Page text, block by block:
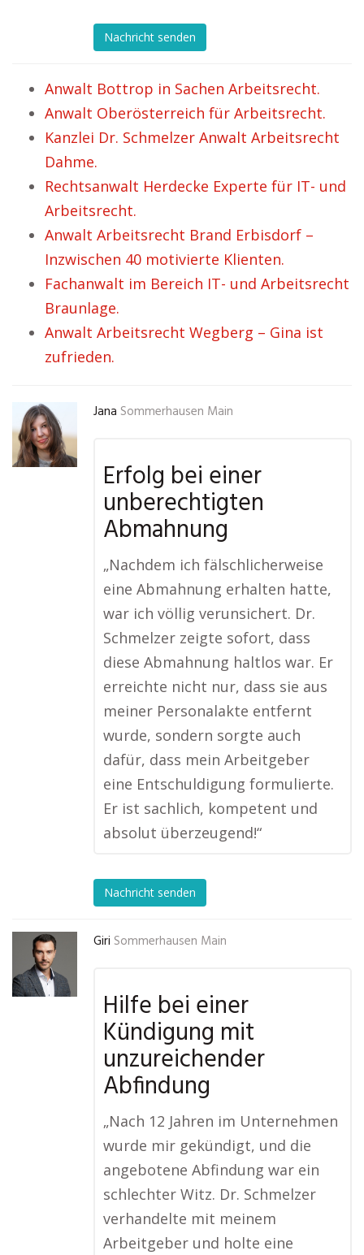
Nachricht senden
Anwalt Bottrop in Sachen Arbeitsrecht.
Anwalt Oberösterreich für Arbeitsrecht.
Kanzlei Dr. Schmelzer Anwalt Arbeitsrecht
Dahme.
Rechtsanwalt Herdecke Experte für IT- und
Arbeitsrecht.
Anwalt Arbeitsrecht Brand Erbisdorf –
Inzwischen 40 motivierte Klienten.
Fachanwalt im Bereich IT- und Arbeitsrecht
Braunlage.
Anwalt Arbeitsrecht Wegberg – Gina ist
zufrieden.
Jana Sommerhausen Main
Erfolg bei einer
unberechtigten
Abmahnung
„Nachdem ich fälschlicherweise
eine Abmahnung erhalten hatte,
war ich völlig verunsichert. Dr.
Schmelzer zeigte sofort, dass
diese Abmahnung haltlos war. Er
erreichte nicht nur, dass sie aus
meiner Personalakte entfernt
wurde, sondern sorgte auch
dafür, dass mein Arbeitgeber
eine Entschuldigung formulierte.
Er ist sachlich, kompetent und
absolut überzeugend!“
Nachricht senden
Giri Sommerhausen Main
Hilfe bei einer
Kündigung mit
unzureichender
Abfindung
„Nach 12 Jahren im Unternehmen
wurde mir gekündigt, und die
angebotene Abfindung war ein
schlechter Witz. Dr. Schmelzer
verhandelte mit meinem
Arbeitgeber und holte eine